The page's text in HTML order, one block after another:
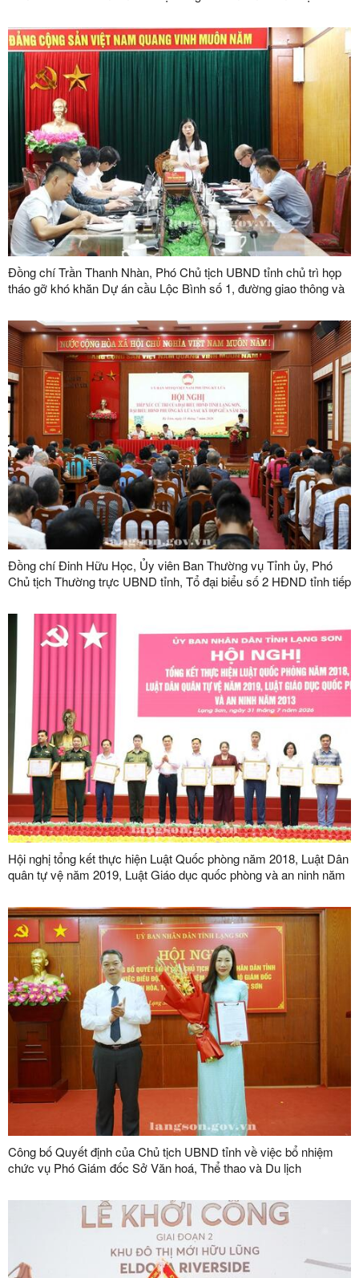
năm 2026
Đồng chí Trần Thanh Nhàn, Phó Chủ tịch UBND tỉnh chủ trì họp
tháo gỡ khó khăn Dự án cầu Lộc Bình số 1, đường giao thông và
Đồng chí Đinh Hữu Học, Ủy viên Ban Thường vụ Tỉnh ủy, Phó
Chủ tịch Thường trực UBND tỉnh, Tổ đại biểu số 2 HĐND tỉnh tiếp
Hội nghị tổng kết thực hiện Luật Quốc phòng năm 2018, Luật Dân
quân tự vệ năm 2019, Luật Giáo dục quốc phòng và an ninh năm
Công bố Quyết định của Chủ tịch UBND tỉnh về việc bổ nhiệm
chức vụ Phó Giám đốc Sở Văn hoá, Thể thao và Du lịch